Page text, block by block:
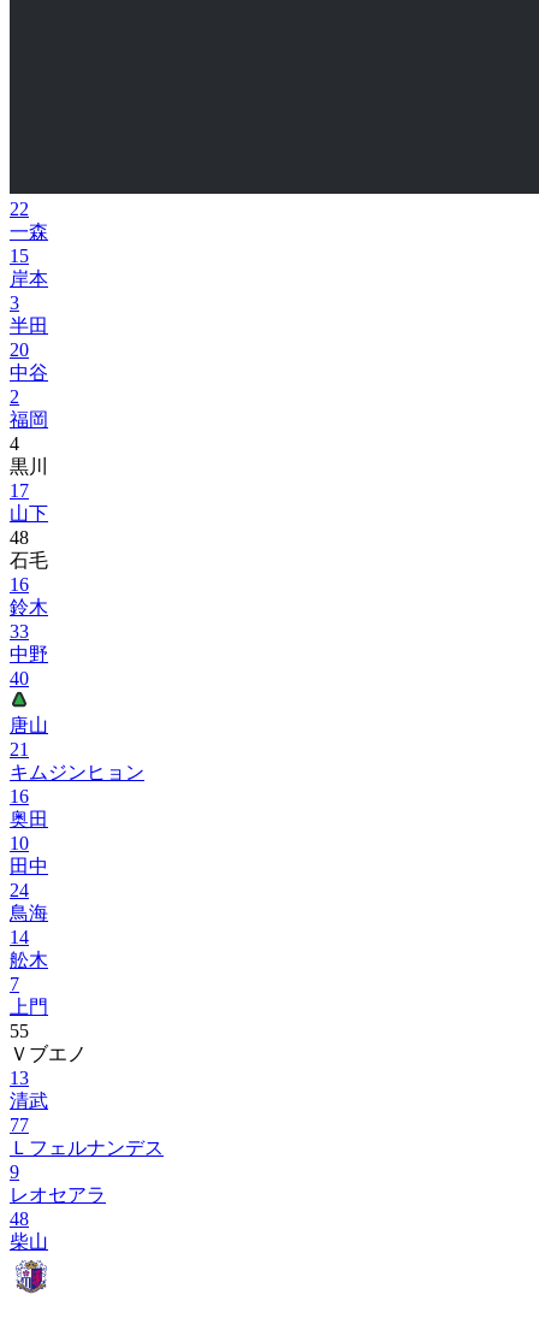
22
一森
15
岸本
3
半田
20
中谷
2
福岡
4
黒川
17
山下
48
石毛
16
鈴木
33
中野
40
唐山
21
キムジンヒョン
16
奥田
10
田中
24
鳥海
14
舩木
7
上門
55
Ｖブエノ
13
清武
77
Ｌフェルナンデス
9
レオセアラ
48
柴山